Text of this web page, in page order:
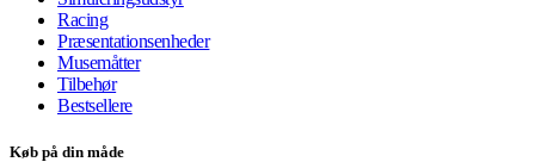
Racing
Præsentationsenheder
Musemåtter
Tilbehør
Bestsellere
Køb på din måde